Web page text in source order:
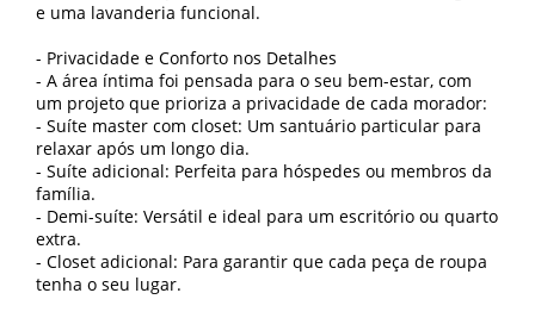
e uma lavanderia funcional.
- Privacidade e Conforto nos Detalhes
- A área íntima foi pensada para o seu bem-estar, com
um projeto que prioriza a privacidade de cada morador:
- Suíte master com closet: Um santuário particular para
relaxar após um longo dia.
- Suíte adicional: Perfeita para hóspedes ou membros da
família.
- Demi-suíte: Versátil e ideal para um escritório ou quarto
extra.
- Closet adicional: Para garantir que cada peça de roupa
tenha o seu lugar.